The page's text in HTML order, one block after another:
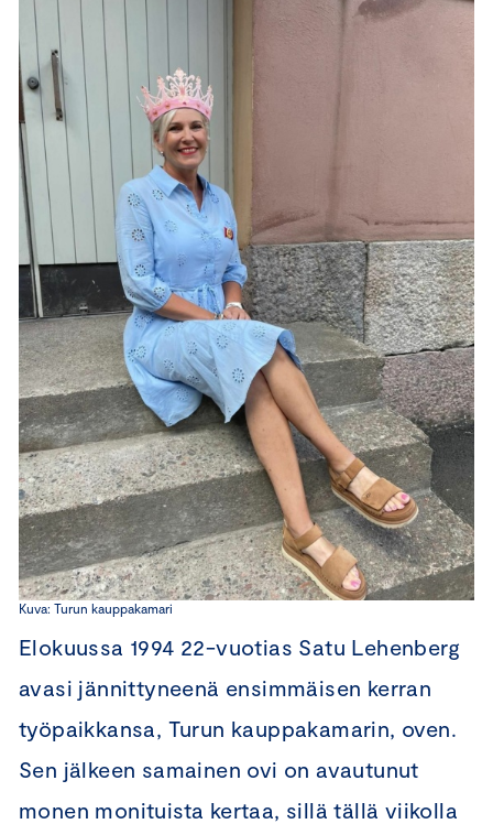
Kuva: Turun kauppakamari
Elokuussa 1994 22-vuotias Satu Lehenberg
avasi jännittyneenä ensimmäisen kerran
työpaikkansa, Turun kauppakamarin, oven.
Sen jälkeen samainen ovi on avautunut
monen monituista kertaa, sillä tällä viikolla